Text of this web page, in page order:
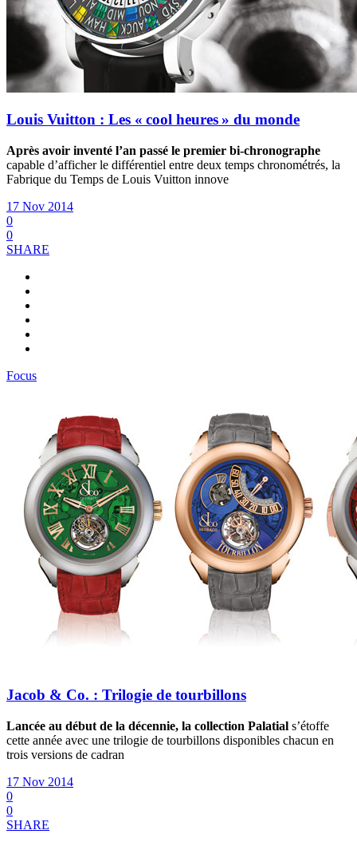
Louis Vuitton : Les « cool heures » du monde
Après avoir inventé l’an passé le premier bi-chronographe
capable d’afficher le différentiel entre deux temps chronométrés, la
Fabrique du Temps de Louis Vuitton innove
17 Nov 2014
0
0
SHARE
Focus
Jacob & Co. : Trilogie de tourbillons
Lancée au début de la décennie, la collection Palatial s’étoffe
cette année avec une trilogie de tourbillons disponibles chacun en
trois versions de cadran
17 Nov 2014
0
0
SHARE